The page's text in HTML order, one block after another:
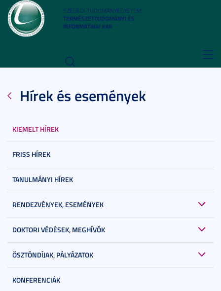
SZEGEDI TUDOMÁNYEGYETEM
TERMÉSZETTUDOMÁNYI ÉS
INFORMATIKAI KAR
Hírek és események
KIEMELT HÍREK
FRISS HÍREK
TANULMÁNYI HÍREK
RENDEZVÉNYEK, ESEMÉNYEK
DOKTORI VÉDÉSEK, MEGHÍVÓK
ÖSZTÖNDÍJAK, PÁLYÁZATOK
KONFERENCIÁK